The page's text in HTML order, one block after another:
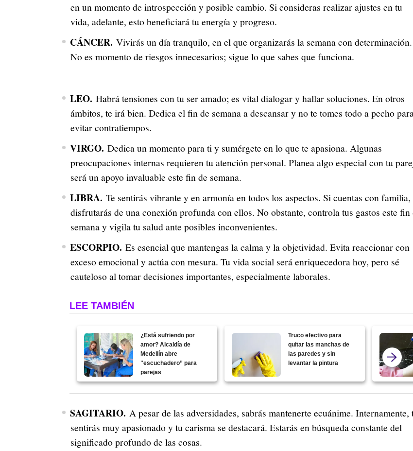
en un momento de introspección y posible cambio. Si consideras realizar ajustes en tu
vida, adelante, esto beneficiará tu energía y progreso.
CÁNCER. Vivirás un día tranquilo, en el que organizarás la semana con determinación.
No es momento de riesgos innecesarios; sigue lo que sabes que funciona.
LEO. Habrá tensiones con tu ser amado; es vital dialogar y hallar soluciones. En otros
ámbitos, te irá bien. Dedica el fin de semana a descansar y no te tomes todo a pecho
evitar contratiempos.
VIRGO. Dedica un momento para ti y sumérgete en lo que te apasiona. Algunas
preocupaciones internas requieren tu atención personal. Planea algo especial con tu
será un apoyo invaluable este fin de semana.
LIBRA. Te sentirás vibrante y en armonía en todos los aspectos. Si cuentas con familia,
disfrutarás de una conexión profunda con ellos. No obstante, controla tus gastos este fin
semana y vigila tu salud ante posibles inconvenientes.
ESCORPIO. Es esencial que mantengas la calma y la objetividad. Evita reaccionar con
exceso emocional y actúa con mesura. Tu vida social será enriquecedora hoy, pero sé
cauteloso al tomar decisiones importantes, especialmente laborales.
LEE TAMBIÉN
¿Está sufriendo por
amor? Alcaldía de
Medellín abre
"escuchadero” para
parejas
Truco efectivo para
quitar las manchas de
las paredes y sin
levantar la pintura
SAGITARIO. A pesar de las adversidades, sabrás mantenerte ecuánime. Internamente,
sentirás muy apasionado y tu carisma se destacará. Estarás en búsqueda constante del
significado profundo de las cosas.